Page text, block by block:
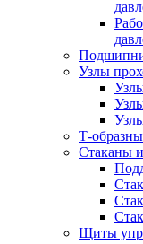
Узлы
Т-
Стаканы
Щиты